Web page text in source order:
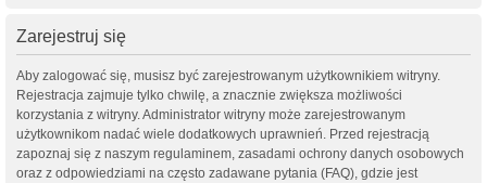
Zarejestruj się
Aby zalogować się, musisz być zarejestrowanym użytkownikiem witryny.
Rejestracja zajmuje tylko chwilę, a znacznie zwiększa możliwości
korzystania z witryny. Administrator witryny może zarejestrowanym
użytkownikom nadać wiele dodatkowych uprawnień. Przed rejestracją
zapoznaj się z naszym regulaminem, zasadami ochrony danych osobowych
oraz z odpowiedziami na często zadawane pytania (FAQ), gdzie jest